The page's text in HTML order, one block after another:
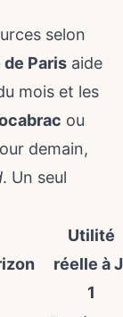
selon
Paris aide
mois et les
ou
demain,
. Un seul
Utilité
réelle à
1